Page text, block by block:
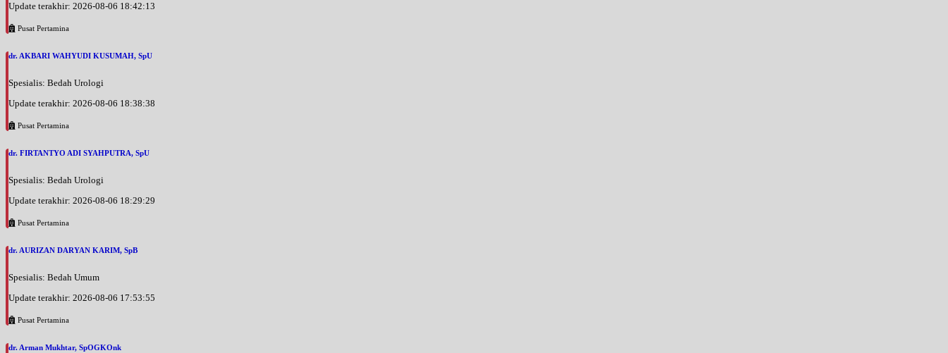
Update terakhir: 2026-08-06 18:42:13
Pusat Pertamina
dr. AKBARI WAHYUDI KUSUMAH, SpU
Spesialis: Bedah Urologi
Update terakhir: 2026-08-06 18:38:38
Pusat Pertamina
dr. FIRTANTYO ADI SYAHPUTRA, SpU
Spesialis: Bedah Urologi
Update terakhir: 2026-08-06 18:29:29
Pusat Pertamina
dr. AURIZAN DARYAN KARIM, SpB
Spesialis: Bedah Umum
Update terakhir: 2026-08-06 17:53:55
Pusat Pertamina
dr. Arman Mukhtar, SpOGKOnk